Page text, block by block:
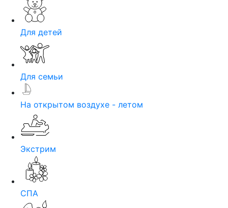
Для детей
Для семьи
На открытом воздухе - летом
Экстрим
СПА